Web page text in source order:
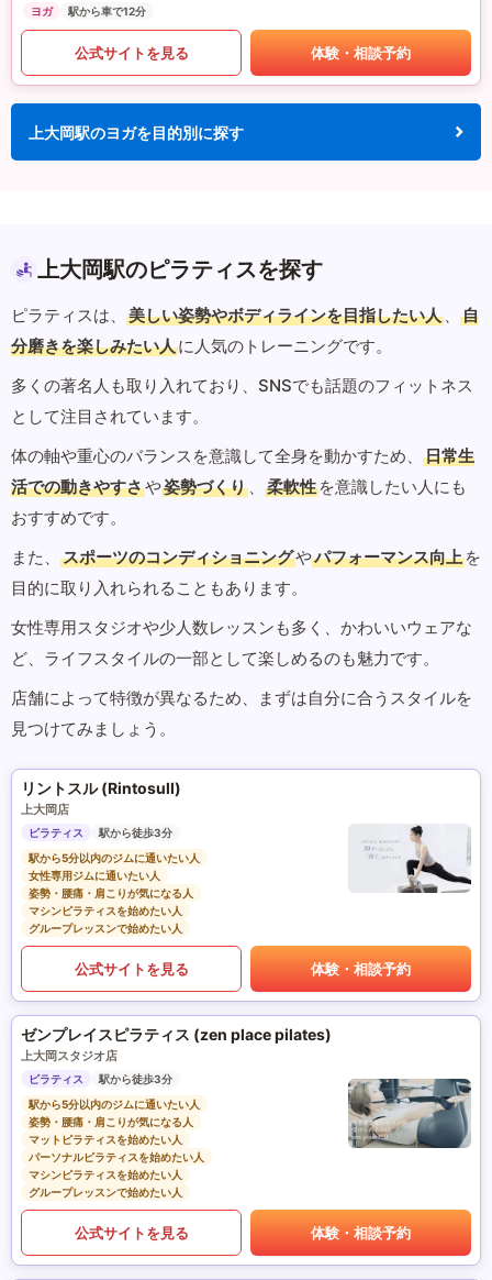
ヨガ 駅から車で12分
公式サイトを見る 体験・相談予約
上大岡駅のヨガを目的別に探す
上大岡駅のピラティスを探す
ピラティスは、 美しい姿勢やボディラインを目指したい人 、
自
分磨きを楽しみたい人に人気のトレーニングです。
多くの著名人も取り入れており、SNSでも話題のフィットネス
として注目されています。
体の軸や重心のバランスを意識して全身を動かすため、
日常生
活での動きやすさや姿勢づくり 、 柔軟性 を意識したい人にも
おすすめです。
また、
スポーツのコンディショニングやパフォーマンス向上 を
目的に取り入れられることもあります。
女性専用スタジオや少人数レッスンも多く、かわいいウェアな
ど、ライフスタイルの一部として楽しめるのも魅力です。
店舗によって特徴が異なるため、まずは自分に合うスタイルを
見つけてみましょう。
リントスル (Rintosull)
上大岡店
ピラティス
駅から徒歩3分
駅から5分以内のジムに通いたい人
女性専用ジムに通いたい人
姿勢・腰痛・肩こりが気になる人
マシンピラティスを始めたい人
グループレッスンで始めたい人
公式サイトを見る 体験・相談予約
ゼンプレイスピラティス (zen place pilates)
上大岡スタジオ店
ピラティス
駅から徒歩3分
駅から5分以内のジムに通いたい人
姿勢・腰痛・肩こりが気になる人
マットピラティスを始めたい人
パーソナルピラティスを始めたい人
マシンピラティスを始めたい人
グループレッスンで始めたい人
公式サイトを見る 体験・相談予約